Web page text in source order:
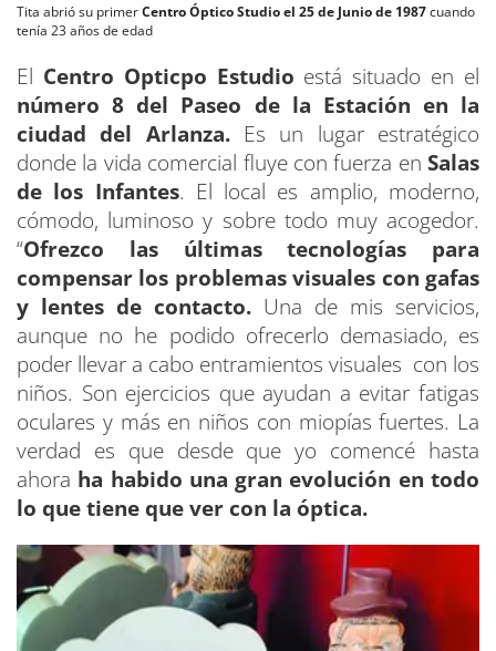
Tita abrió su primerCentro Óptico Studio el 25 de Junio de 1987cuando
tenía 23 años de edad
El Centro Opticpo Estudio está situado en el
número 8 del Paseo de la Estación en la
ciudad del Arlanza.Es un lugar estratégico
donde la vida comercial fluye con fuerza en Salas
de los Infantes. El local es amplio, moderno,
cómodo, luminoso y sobre todo muy acogedor.
“Ofrezco las últimas tecnologías para
compensar los problemas visuales con gafas
y lentes de contacto. Una de mis servicios,
aunque no he podido ofrecerlo demasiado, es
poder llevar a cabo entramientos visuales con los
niños. Son ejercicios que ayudan a evitar fatigas
oculares y más en niños con miopías fuertes. La
verdad es que desde que yo comencé hasta
ahora ha habido una gran evolución en todo
lo que tiene que ver con la óptica.